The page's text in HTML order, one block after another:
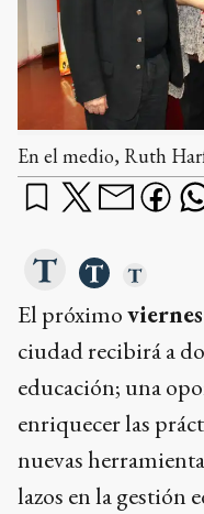
En el medio, Ruth
El próximo
ciudad recibirá a
educación; una
enriquecer las
nuevas
lazos en la gestión